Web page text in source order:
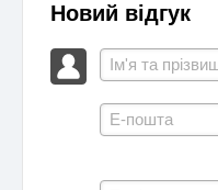
Новий відгук